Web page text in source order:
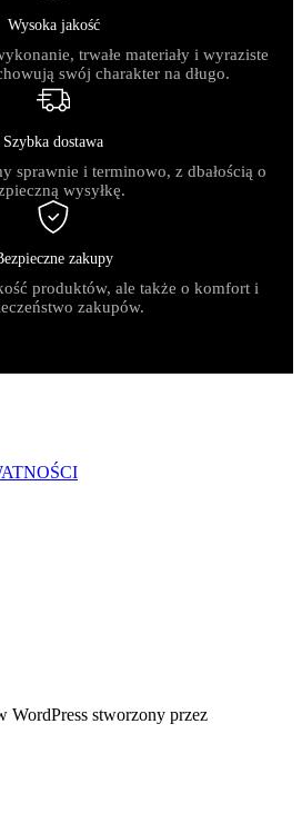
Wysoka jakość
trwałe materiały i wyraziste
swój charakter na długo.
Szybka dostawa
sprawnie i terminowo, z dbałością o
wysyłkę.
zakupy
produktów, ale także o komfort i
zakupów.
stworzony przez